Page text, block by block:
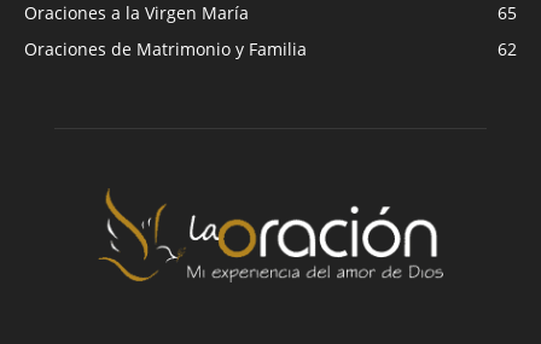
Oraciones a la Virgen María
65
Oraciones de Matrimonio y Familia
62